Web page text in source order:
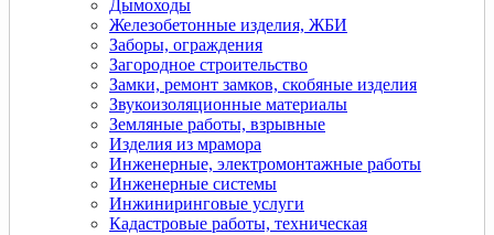
Дымоходы
Железобетонные изделия, ЖБИ
Заборы, ограждения
Загородное строительство
Замки, ремонт замков, скобяные изделия
Звукоизоляционные материалы
Земляные работы, взрывные
Изделия из мрамора
Инженерные, электромонтажные работы
Инженерные системы
Инжиниринговые услуги
Кадастровые работы, техническая